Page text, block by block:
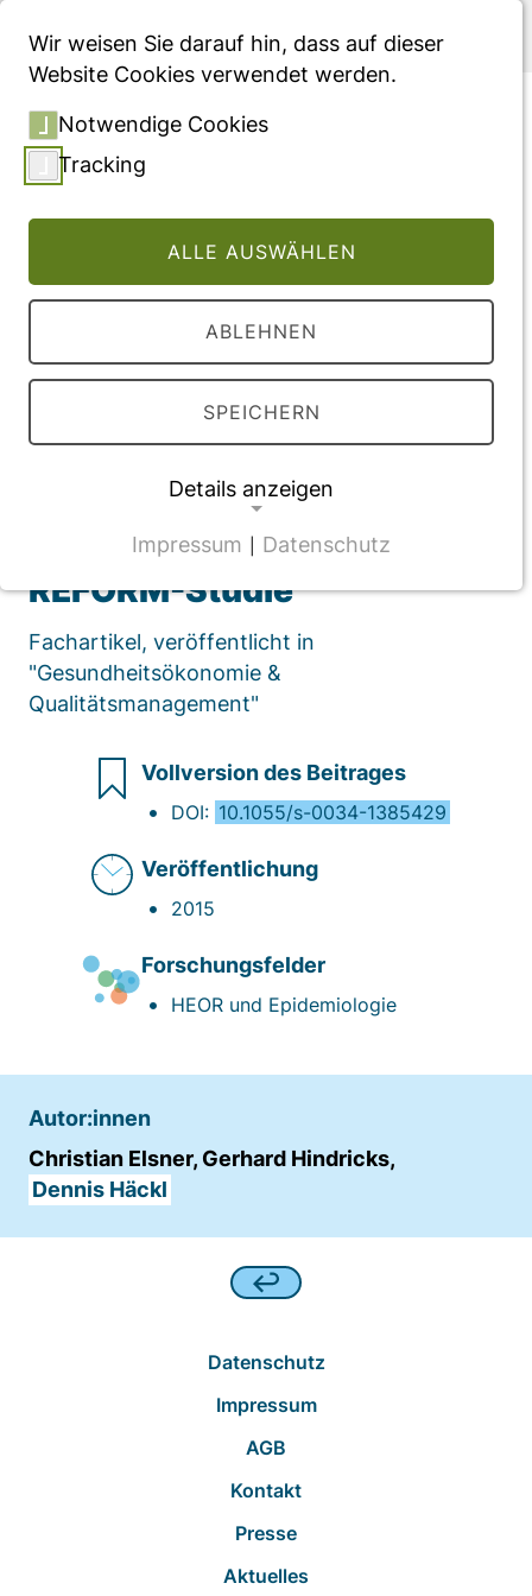
Menü
Ökonomische Effekte der
Umstellung von
quartalsweisen auf jährliche
Folgeuntersuchungen in
Kombination mit dem
Fernmonitoring von
implantierbaren
Cardioverter-Defibrillatoren
(ICDs) in MADIT-II-
Patienten: Endergebnisse
der multizentrisch und
prospektiv geführten
REFORM-Studie
Fachartikel, veröffentlicht in
"Gesundheitsökonomie &
Qualitätsmanagement"
Vollversion des Beitrages
DOI: 10.1055/s-0034-1385429
Veröffentlichung
2015
Forschungsfelder
HEOR und Epidemiologie
Autor:innen
Christian Elsner, Gerhard Hindricks,
Dennis Häckl
Datenschutz
Impressum
AGB
Kontakt
Presse
Aktuelles
Wir weisen Sie darauf hin, dass auf dieser
Website Cookies verwendet werden.
Notwendige Cookies
Tracking
ALLE AUSWÄHLEN
ABLEHNEN
SPEICHERN
Details anzeigen
NOTWENDIGE COOKIES
CMS Cookie
Name:
fe_typo_user
TYPO3
Zweck:
Frontend Benutzer Identifizierung
Cookie Laufzeit:
Sitzung
TRACKING
Matomo SessionID
Name:
MATOMO_SESSID
Benutzer Tracking
Matomo Sprache
Impressum Datenschutz